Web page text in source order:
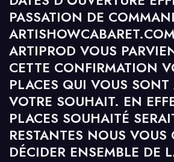
PASSATION DE
ARTIPROD VOUS
CETTE CONFIRMATION
PLACES QUI VOUS
VOTRE SOUHAIT. EN
PLACES SOUHAITÉ
RESTANTES NOUS
DÉCIDER ENSEMBLE DE